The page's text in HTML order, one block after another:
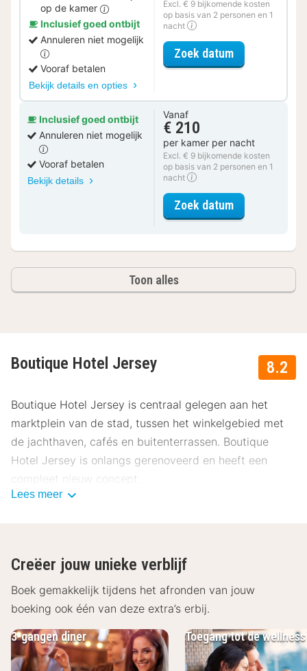
op de kamer
Inclusief goed ontbijt
Annuleren niet mogelijk
Vooraf betalen
Bekijk details en opties
Excl. € 9 bijkomende kosten
op basis van 2 personen en 1
nacht
Zoek datumvoor
Inclusief goed ontbijt
Annuleren niet mogelijk
Vooraf betalen
Bekijk details
Vanaf
€ 210
per kamer per nacht
Excl. € 9 bijkomende kosten
op basis van 2 personen en 1
nacht
Zoek datumvoor Junior
Toon alles
8.2
Boutique Hotel Jersey
Boutique Hotel Jersey is centraal gelegen aan het
marktplein van de stad, tussen het winkelgebied met
de jachthaven, cafés en buitenterrassen. Boutique
Hotel Jersey is onlangs gerenoveerd en heeft een
compleet nieuw concept.
faciliteiten, zoals koffie- en theefaciliteiten, een
zithoek, een flatscreen-tv, een audio-Bluetooth-
systeem en een prachtig uitzicht over de markt of
uitzicht op de binnentuin met balkon! Bovendien
beschikken de kamers over een badkamer die is
ingericht met een toilet, (inloop) douche en föhn. Toe
aan ontspanning? Maak als hotelgast gratis gebruik
Lees meer
Creëer jouw unieke verblijf
Boek gemakkelijk tijdens het afronden van jouw
boeking ook één van deze extra’s erbij.
Toegang tot de wellness
3-gangen diner